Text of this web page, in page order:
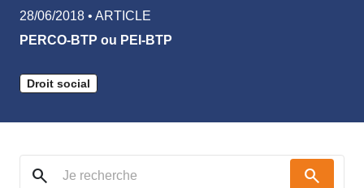
28/06/2018 • ARTICLE
PERCO-BTP ou PEI-BTP
Droit social
search search